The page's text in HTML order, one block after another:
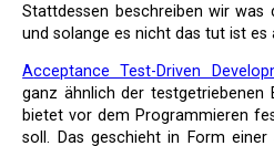
Stattdessen beschreiben wir was das Programm machen soll
und solange es nicht das tut ist
Acceptance Test-Driven
ganz ähnlich der testgetriebenen
bietet vor dem Programmieren
soll. Das geschieht in Form einer